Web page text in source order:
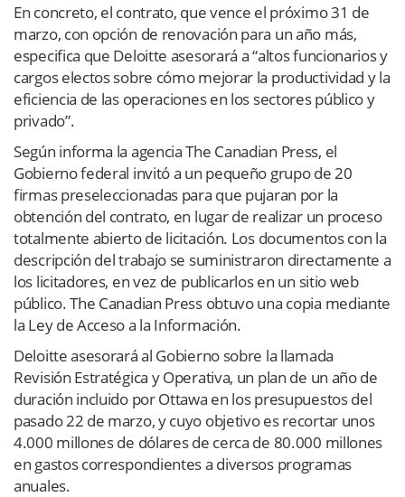
En concreto, el contrato, que vence el próximo 31 de
marzo, con opción de renovación para un año más,
especifica que Deloitte asesorará a “altos funcionarios y
cargos electos sobre cómo mejorar la productividad y la
eficiencia de las operaciones en los sectores público y
privado”.
Según informa la agencia The Canadian Press, el
Gobierno federal invitó a un pequeño grupo de 20
firmas preseleccionadas para que pujaran por la
obtención del contrato, en lugar de realizar un proceso
totalmente abierto de licitación. Los documentos con la
descripción del trabajo se suministraron directamente a
los licitadores, en vez de publicarlos en un sitio web
público. The Canadian Press obtuvo una copia mediante
la Ley de Acceso a la Información.
Deloitte asesorará al Gobierno sobre la llamada
Revisión Estratégica y Operativa, un plan de un año de
duración incluido por Ottawa en los presupuestos del
pasado 22 de marzo, y cuyo objetivo es recortar unos
4.000 millones de dólares de cerca de 80.000 millones
en gastos correspondientes a diversos programas
anuales.